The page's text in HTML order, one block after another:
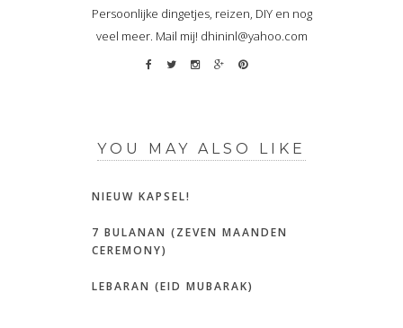
Persoonlijke dingetjes, reizen, DIY en nog
veel meer. Mail mij! dhininl@yahoo.com
YOU MAY ALSO LIKE
NIEUW KAPSEL!
7 BULANAN (ZEVEN MAANDEN
CEREMONY)
LEBARAN (EID MUBARAK)